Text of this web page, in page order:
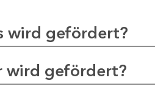
wird gefördert?
wird gefördert?